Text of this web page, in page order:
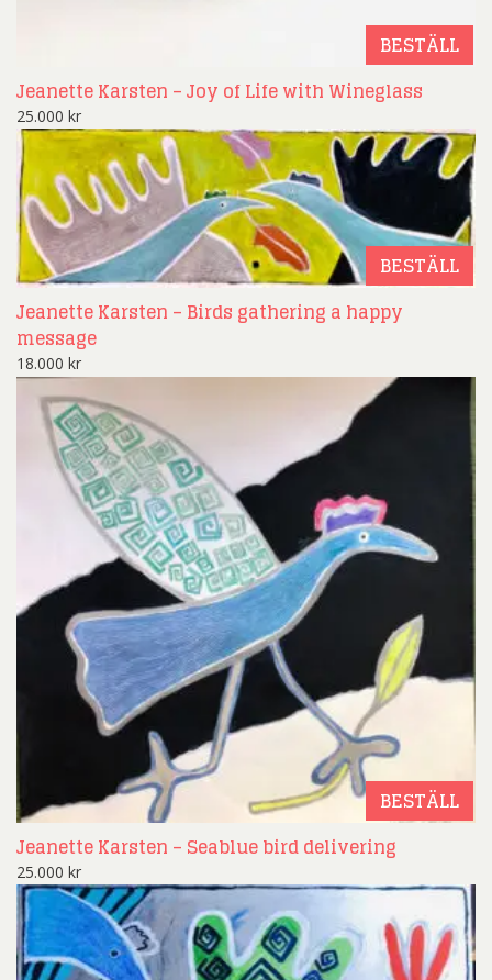
BESTÄLL
Jeanette Karsten – Joy of Life with Wineglass
25.000 kr
BESTÄLL
Jeanette Karsten – Birds gathering a happy
message
18.000 kr
BESTÄLL
Jeanette Karsten – Seablue bird delivering
25.000 kr